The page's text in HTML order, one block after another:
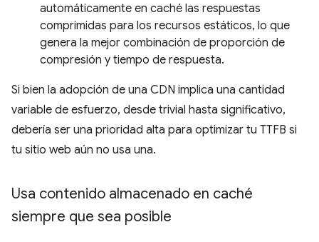
automáticamente en caché las respuestas
comprimidas para los recursos estáticos, lo que
genera la mejor combinación de proporción de
compresión y tiempo de respuesta.
Si bien la adopción de una CDN implica una cantidad
variable de esfuerzo, desde trivial hasta significativo,
debería ser una prioridad alta para optimizar tu TTFB si
tu sitio web aún no usa una.
Usa contenido almacenado en caché
siempre que sea posible